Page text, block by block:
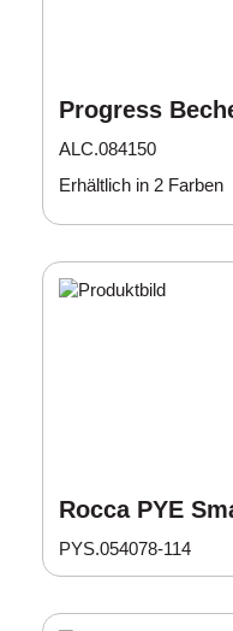
Progress
ALC.084150
Erhältlich in 2 Farben
Rocca PYE
PYS.054078-114